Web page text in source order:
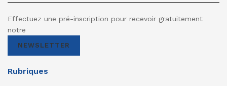
Effectuez une pré-inscription pour recevoir gratuitement
notre
NEWSLETTER
Rubriques